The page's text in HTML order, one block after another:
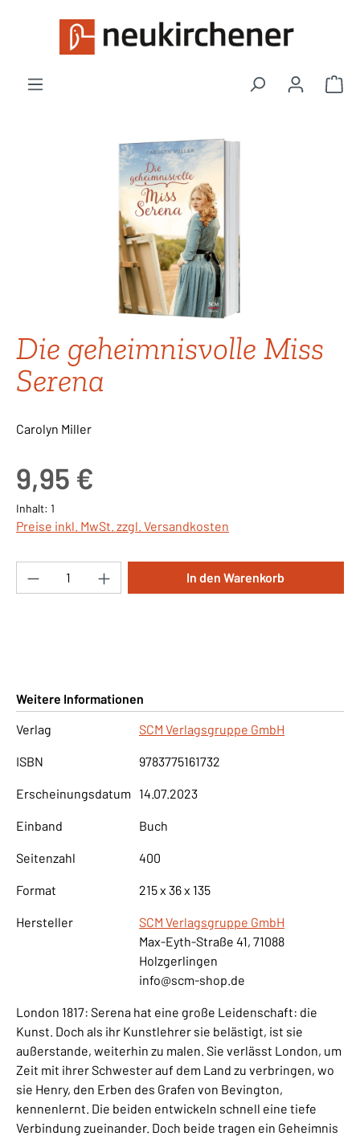
Zum Hauptinhalt springen
Bildergalerie überspringen
Die geheimnisvolle Miss
Serena
Carolyn Miller
9,95 €
Inhalt: 1
Preise inkl. MwSt. zzgl. Versandkosten
Produkt Anzahl: Gib den gewünschten
In den Warenkorb
Weitere Informationen
Verlag
SCM Verlagsgruppe GmbH
ISBN 9783775161732
Erscheinungsdatum 14.07.2023
Einband Buch
Seitenzahl 400
Format 215 x 36 x 135
Hersteller
SCM Verlagsgruppe GmbH
Max-Eyth-Straße 41, 71088
Holzgerlingen
info@scm-shop.de
London 1817: Serena hat eine große Leidenschaft: die
Kunst. Doch als ihr Kunstlehrer sie belästigt, ist sie
außerstande, weiterhin zu malen. Sie verlässt London, um
Zeit mit ihrer Schwester auf dem Land zu verbringen, wo
sie Henry, den Erben des Grafen von Bevington,
kennenlernt. Die beiden entwickeln schnell eine tiefe
Verbindung zueinander. Doch beide tragen ein Geheimnis